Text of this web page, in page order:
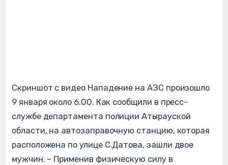
Скриншот с видео Нападение на АЗС произошло
9 января около 6.00. Как сообщили в пресс-
службе департамента полиции Атырауской
области, на автозаправочную станцию, которая
расположена по улице С.Датова, зашли двое
мужчин. – Применив физическую силу в